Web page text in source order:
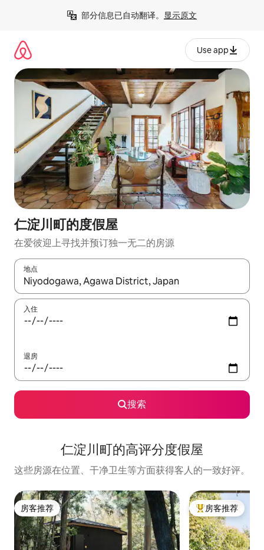
部分信息已自动翻译。 显示原文
Use app
仁淀川町的度假屋
在爱彼迎上寻找并预订独一无二的房源
地点
如有搜索结果，请使用上下方向键查看，或通过点击或滑动手势
入住
退房
搜索
仁淀川町的高评分度假屋
这些房源在位置、干净卫生等方面获得客人的一致好评。
房客推荐
房客推荐 热门「房客推荐」
房客推荐